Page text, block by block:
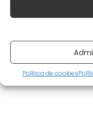
Política de cookies